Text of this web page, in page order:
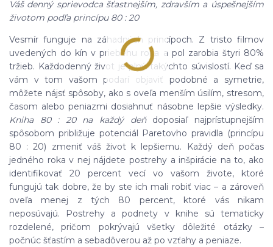
Váš denný sprievodca šťastnejším, zdravším a úspešnejším
životom podľa princípu 80 : 20
Vesmír funguje na záhadných princípoch. Z tristo filmov
uvedených do kín v priebehu roka a pol zarobia štyri 80%
tržieb. Každodenný život je plný takýchto súvislostí. Keď sa
vám v tom vašom podarí objaviť podobné a symetrie,
môžete nájsť spôsoby, ako s oveľa menším úsilím, stresom,
časom alebo peniazmi dosiahnuť násobne lepšie výsledky.
Kniha 80 : 20 na každý deňdoposiaľ najprístupnejším
spôsobom približuje potenciál Paretovho pravidla (princípu
80 : 20) zmeniť váš život k lepšiemu. Každý deň počas
jedného roka v nej nájdete postrehy a inšpirácie na to, ako
identifikovať 20 percent vecí vo vašom živote, ktoré
fungujú tak dobre, že by ste ich mali robiť viac – a zároveň
oveľa menej z tých 80 percent, ktoré vás nikam
neposúvajú. Postrehy a podnety v knihe sú tematicky
rozdelené, pričom pokrývajú všetky dôležité otázky –
počnúc šťastím a sebadôverou až po vzťahy a peniaze.